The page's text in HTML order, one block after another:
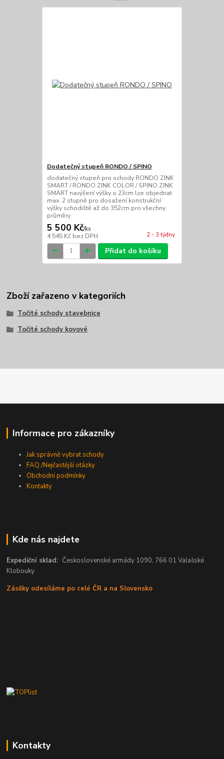
Dodatečný stupeň RONDO / SPINO
dodatečný stupeň pro schody RONDO ZINK
SMART / RONDO ZINK COLOR / SPINO ZINK
SMART navýšení výšky o 23cm lze objednat
max. 2 stupně pro dosažení konstrukční
výšky schodiště až do 352cm pro všechny
průměry
5 500 Kč/ks
4 545 Kč bez DPH 2 - 3 týdny
Přidat do košíku
Zboží zařazeno v kategoriích
Točité schody stavebnice
Točité schody kovové
Informace pro zákazníky
Jak správně vybrat schody
FAQ /Nejčastější otázky
Obchodní podmínky
Kontakty
Kde nás najdete
Expediční sklad:Československé armády 1090, 766 01 Valašské
Klobouky
Zásilky odesíláme po celé ČR a na Slovensko
Kontakty